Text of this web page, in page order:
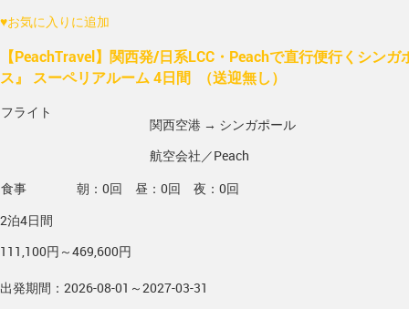
♥お気に入りに追加
【PeachTravel】関西発/日系LCC・Peachで直行便行くシン
ス』 スーペリアルーム 4日間 （送迎無し）
フライト
関西空港 → シンガポール
航空会社／Peach
食事
朝：0回 昼：0回 夜：0回
2泊4日間
111,100円～469,600円
出発期間：2026-08-01～2027-03-31